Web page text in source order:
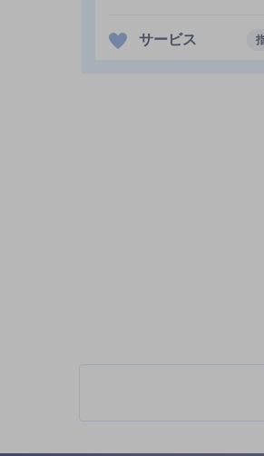
サービス